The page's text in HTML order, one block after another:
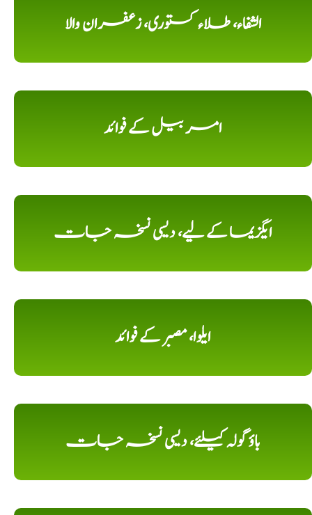
الشفاء، طلاء کستوری، زعفران والا
امر بیل کے فوائد
ایگزیما کے لیے، دیسی نسخہ جات
ایلوا، مصبر کے فوائد
باؤ گولہ کیلئے، دیسی نسخہ جات